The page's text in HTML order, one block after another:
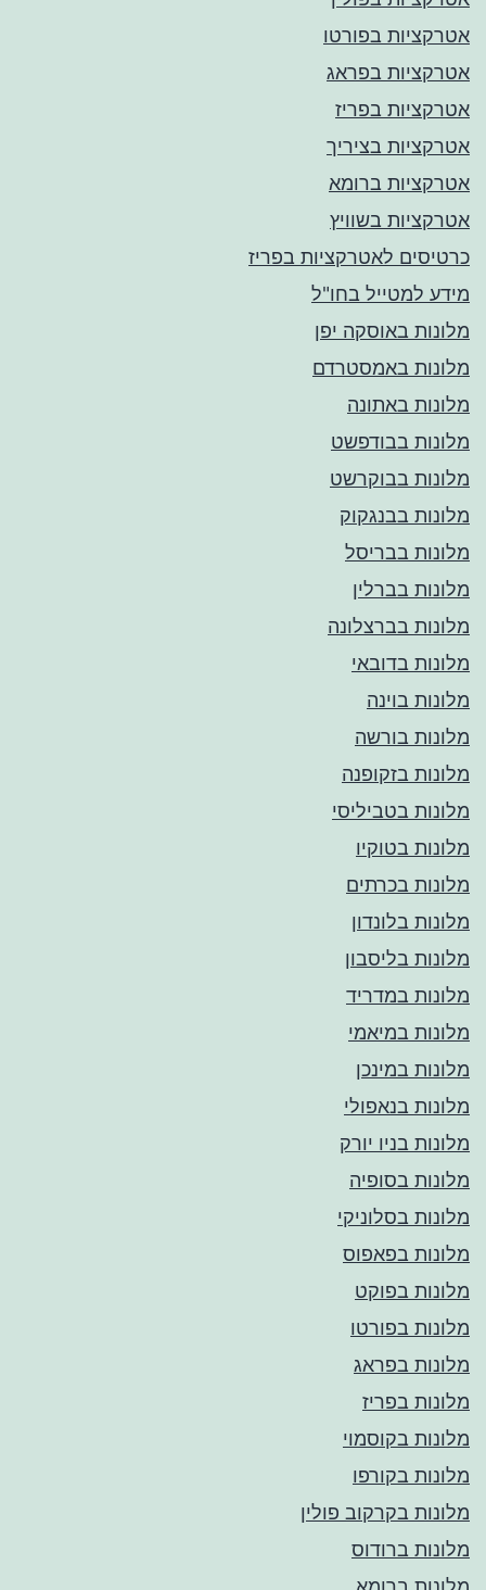
אטרקציות בפורטו
אטרקציות בפראג
אטרקציות בפריז
אטרקציות בציריך
אטרקציות ברומא
אטרקציות בשוויץ
כרטיסים לאטרקציות בפריז
מידע למטייל בחו"ל
מלונות באוסקה יפן
מלונות באמסטרדם
מלונות באתונה
מלונות בבודפשט
מלונות בבוקרשט
מלונות בבנגקוק
מלונות בבריסל
מלונות בברלין
מלונות בברצלונה
מלונות בדובאי
מלונות בוינה
מלונות בורשה
מלונות בזקופנה
מלונות בטביליסי
מלונות בטוקיו
מלונות בכרתים
מלונות בלונדון
מלונות בליסבון
מלונות במדריד
מלונות במיאמי
מלונות במינכן
מלונות בנאפולי
מלונות בניו יורק
מלונות בסופיה
מלונות בסלוניקי
מלונות בפאפוס
מלונות בפוקט
מלונות בפורטו
מלונות בפראג
מלונות בפריז
מלונות בקוסמוי
מלונות בקורפו
מלונות בקרקוב פולין
מלונות ברודוס